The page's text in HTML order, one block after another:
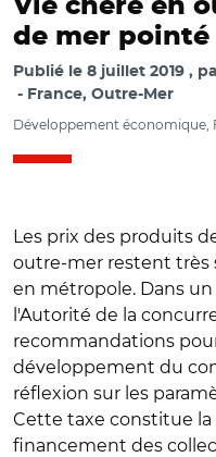
Vie chère en
de mer
Publié le 8 juillet 2019
France, Outre-Mer
Développement économique,
Les prix des produits
outre-mer restent très
en métropole. Dans un
l'Autorité de la
recommandations
développement du
réflexion sur les
Cette taxe constitue
financement des